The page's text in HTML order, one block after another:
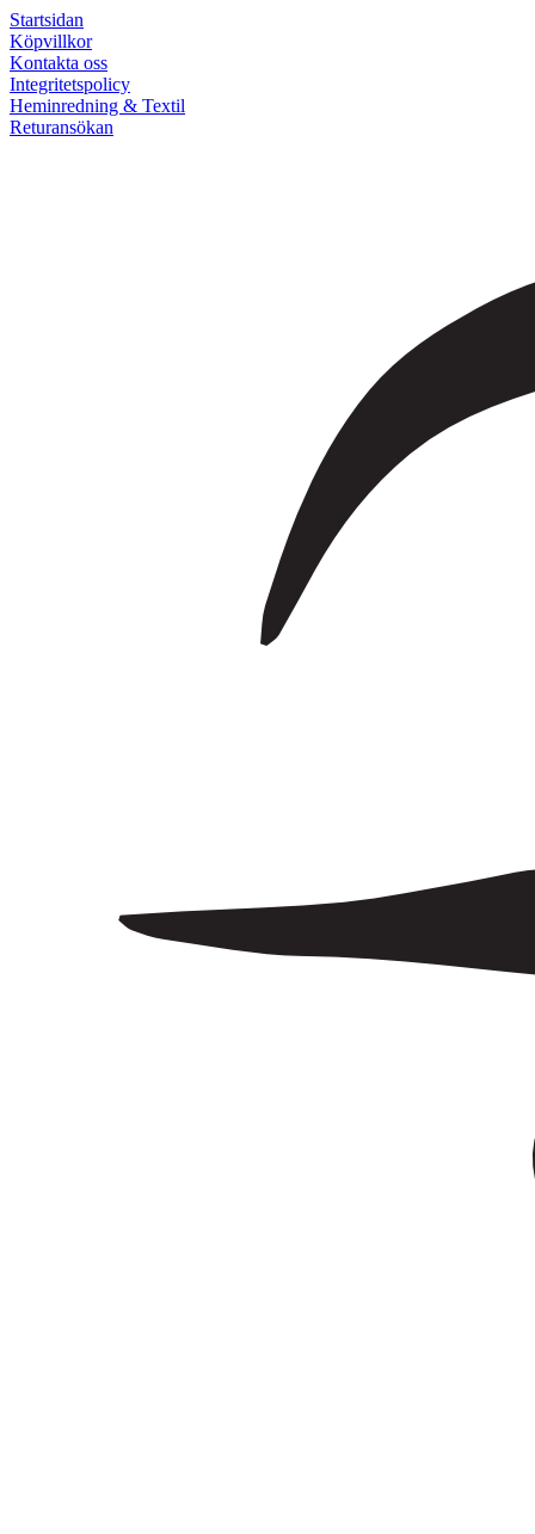
Startsidan
Köpvillkor
Kontakta oss
Integritetspolicy
Heminredning & Textil
Returansökan